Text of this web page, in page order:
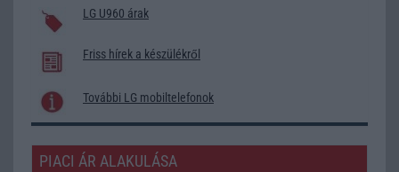
LG U960 árak
Friss hírek a készülékről
További LG mobiltelefonok
PIACI ÁR ALAKULÁSA